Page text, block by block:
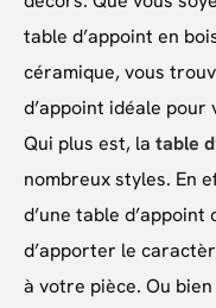
table d’appoint en
céramique, vous
d’appoint idéale pour
Qui plus est, la table
nombreux styles. En
d’une table
d’apporter le
à votre pièce. Ou